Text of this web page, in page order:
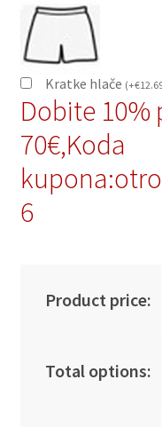
Kratke hlače (+€
Dobite 10%
70€,Koda
6
Product price:
Total options: